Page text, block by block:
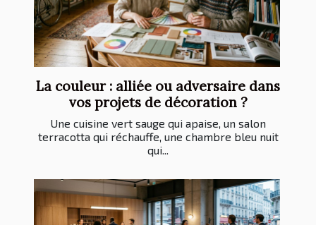
La couleur : alliée ou adversaire dans
vos projets de décoration ?
Une cuisine vert sauge qui apaise, un salon
terracotta qui réchauffe, une chambre bleu nuit
qui...